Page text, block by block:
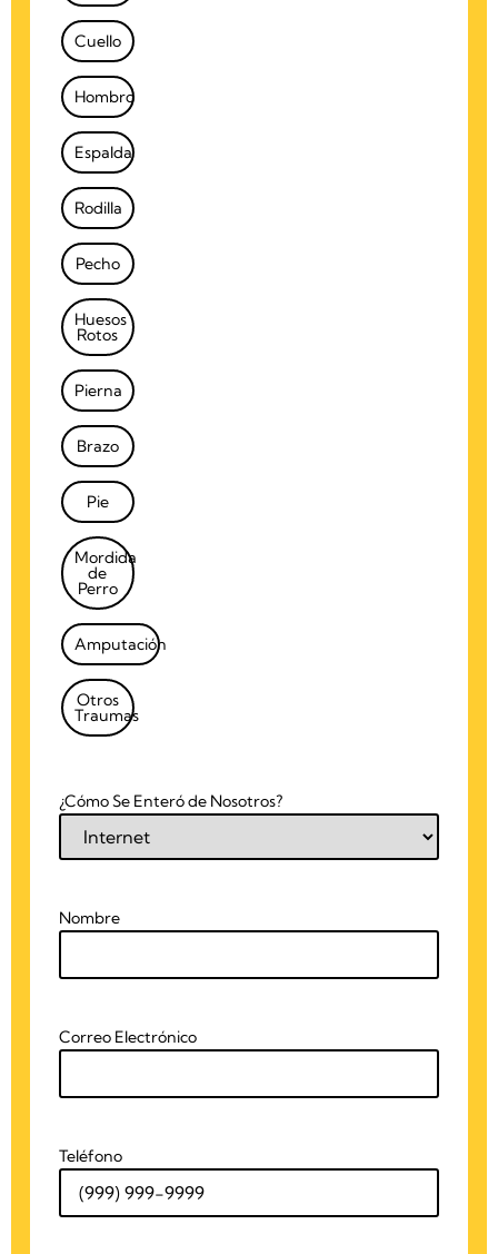
Cuello
Hombro
Espalda
Rodilla
Pecho
Huesos
Rotos
Pierna
Brazo
Pie
Mordida
de
Perro
Amputación
Otros
Traumas
¿Cómo Se Enteró de Nosotros?
Nombre
Correo Electrónico
Teléfono